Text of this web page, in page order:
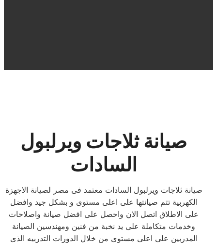
صيانة ثلاجات ويرلبول
السادات
صيانة ثلاجات ويرلبول السادات معتمد فى مصر لصيانة الاجهزة
الكهربية تتم صيانتها على اعلى مستوى و بشكل جيد وافضل
على الاطلاق اتصل الان واحصل على افضل صيانة واصلاحات
وخدمات متكاملة على يد نخبة من فنين ومهندسين الصيانة
المدربين على اعلى مستوى من خلال الدورات التدربيه الذى